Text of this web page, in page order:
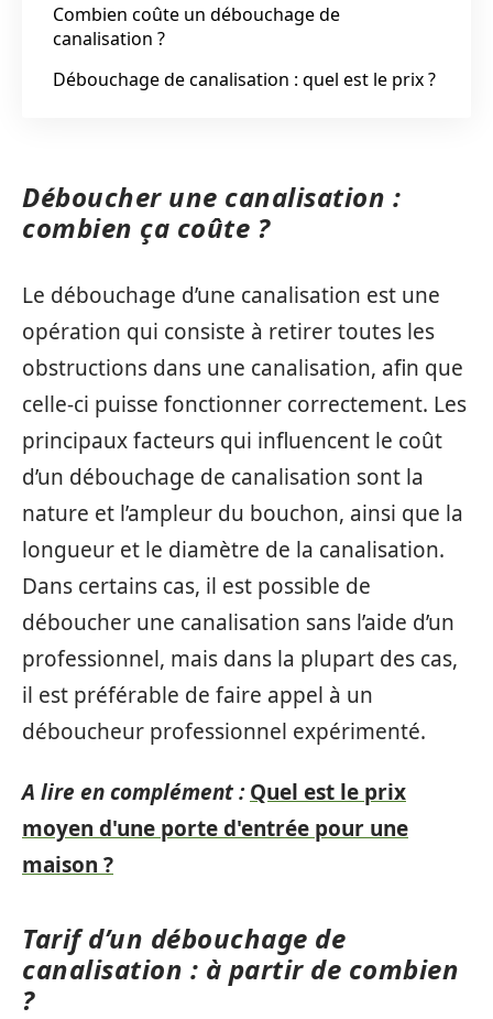
Combien coûte un débouchage de
canalisation ?
Débouchage de canalisation : quel est le prix ?
Déboucher une canalisation :
combien ça coûte ?
Le débouchage d’une canalisation est une
opération qui consiste à retirer toutes les
obstructions dans une canalisation, afin que
celle-ci puisse fonctionner correctement. Les
principaux facteurs qui influencent le coût
d’un débouchage de canalisation sont la
nature et l’ampleur du bouchon, ainsi que la
longueur et le diamètre de la canalisation.
Dans certains cas, il est possible de
déboucher une canalisation sans l’aide d’un
professionnel, mais dans la plupart des cas,
il est préférable de faire appel à un
déboucheur professionnel expérimenté.
A lire en complément : Quel est le prix
moyen d'une porte d'entrée pour une
maison ?
Tarif d’un débouchage de
canalisation : à partir de combien
?